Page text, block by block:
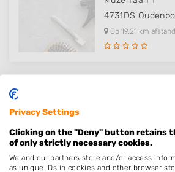
4731DS
Op 19,21 km afstand
Plaatsen in de buurt
Steenbergen
Nieuw-Vossemeer
Privacy Settings
Clicking on the "Deny" button retains
of only strictly necessary cookies.
We and our partners store and/or access
as unique IDs in cookies and other browser